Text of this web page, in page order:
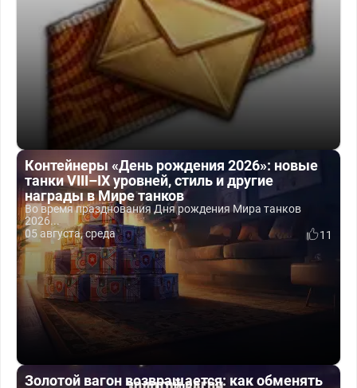
Контейнеры «День рождения 2026»: новые
танки VIII–IX уровней, стиль и другие
награды в Мире танков
Во время празднования Дня рождения Мира танков
2026...
05 августа, среда
11
Золотой вагон возвращается: как обменять